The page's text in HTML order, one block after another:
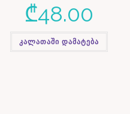
₾48.00
კალათაში დამატება